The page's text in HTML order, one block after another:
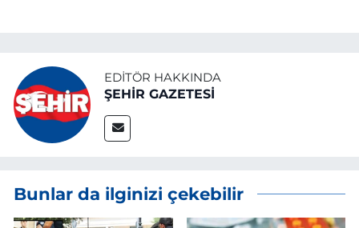
EDITÖR HAKKINDA
ŞEHİR GAZETESİ
Bunlar da ilginizi çekebilir